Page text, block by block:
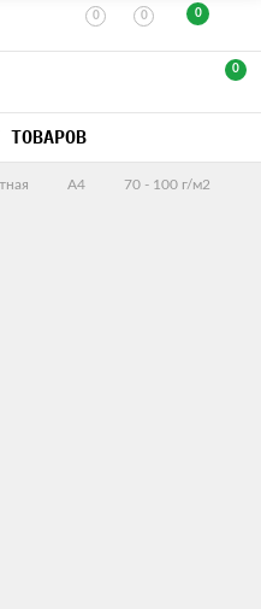
0 0 0
0
ТОВАРОВ
A4 70 - 100 г/м2